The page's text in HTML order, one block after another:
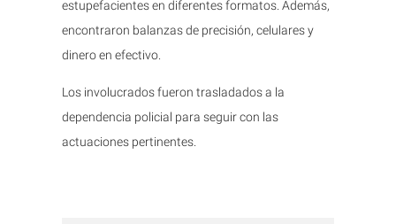
estupefacientes en diferentes formatos. Además,
encontraron balanzas de precisión, celulares y
dinero en efectivo.
Los involucrados fueron trasladados a la
dependencia policial para seguir con las
actuaciones pertinentes.